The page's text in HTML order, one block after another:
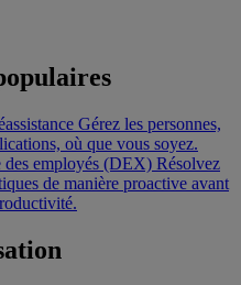
Gérez les personnes,
où que vous soyez.
des employés (DEX) Résolvez
de manière proactive avant